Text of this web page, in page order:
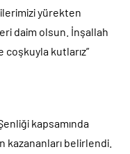
yürekten
daim olsun. İnşallah
kutlarız”
kapsamında
kazananları belirlendi.